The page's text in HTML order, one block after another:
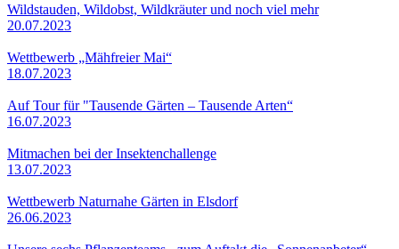
Wildstauden, Wildobst, Wildkräuter und noch viel mehr
20.07.2023
Wettbewerb „Mähfreier Mai“
18.07.2023
Auf Tour für "Tausende Gärten – Tausende Arten“
16.07.2023
Mitmachen bei der Insektenchallenge
13.07.2023
Wettbewerb Naturnahe Gärten in Elsdorf
26.06.2023